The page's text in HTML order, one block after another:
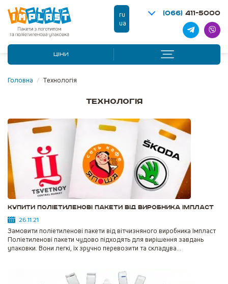
ru
ua
(066) 411-5000
ЦІНИ
Головна / Технологія
Технологія
Купити поліетиленові пакети від виробника імпласт
26.11.21
Замовити поліетиленові пакети від вітчизняного виробника Імпласт
Поліетиленові пакети чудово підходять для вирішення завдань
упаковки. Вони легкі, їх зручно перевозити та складува...